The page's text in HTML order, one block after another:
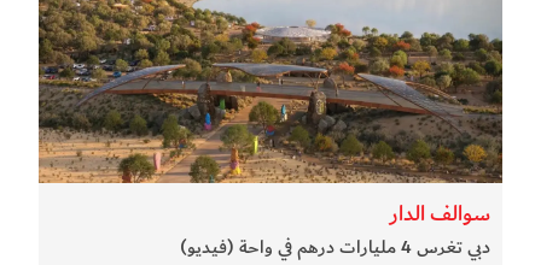
سوالف الدار
دبي تغرس 4 مليارات درهم في واحة (فيديو)